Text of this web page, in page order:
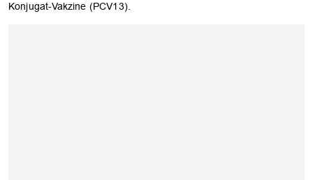
Konjugat-Vakzine (PCV13).